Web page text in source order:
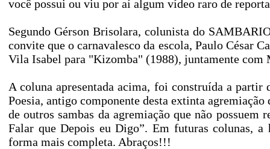
você possui ou viu por aí algum vídeo raro de
Segundo Gérson Brisolara, colunista do
convite que o carnavalesco da escola, Paulo César
Vila Isabel para "Kizomba" (1988), juntamente
A coluna apresentada acima, foi construída a
Poesia, antigo componente desta extinta
de outros sambas da agremiação que não
Falar que Depois eu Digo”. Em futuras colunas,
forma mais completa. Abraços!!!